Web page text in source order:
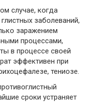
случае, когда
заболеваний,
заражением
процессами,
в процессе своей
эффективен при
тениозе.
сроки устраняет